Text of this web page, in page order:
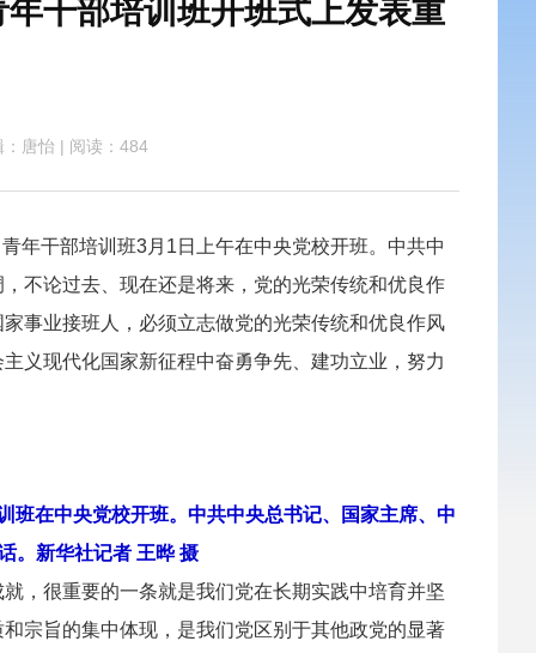
干部培训班开班式上发表重
：唐怡 | 阅读：484
年干部培训班3月1日上午在中央党校开班。中共中
不论过去、现在还是将来，党的光荣传统和优良作
事业接班人，必须立志做党的光荣传统和优良作风
义现代化国家新征程中奋勇争先、建功立业，努力
在中央党校开班。中共中央总书记、国家主席、中
。新华社记者 王晔 摄
很重要的一条就是我们党在长期实践中培育并坚
宗旨的集中体现，是我们党区别于其他政党的显著